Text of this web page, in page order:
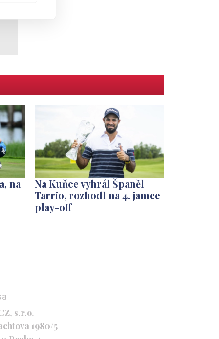
na
Na Kuňce vyhrál Španěl
Tarrio, rozhodl na 4. jamce
play-off
s.r.o.
1980/5